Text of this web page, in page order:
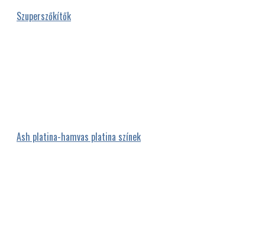
Szuperszőkítők
Ash platina-hamvas platina színek